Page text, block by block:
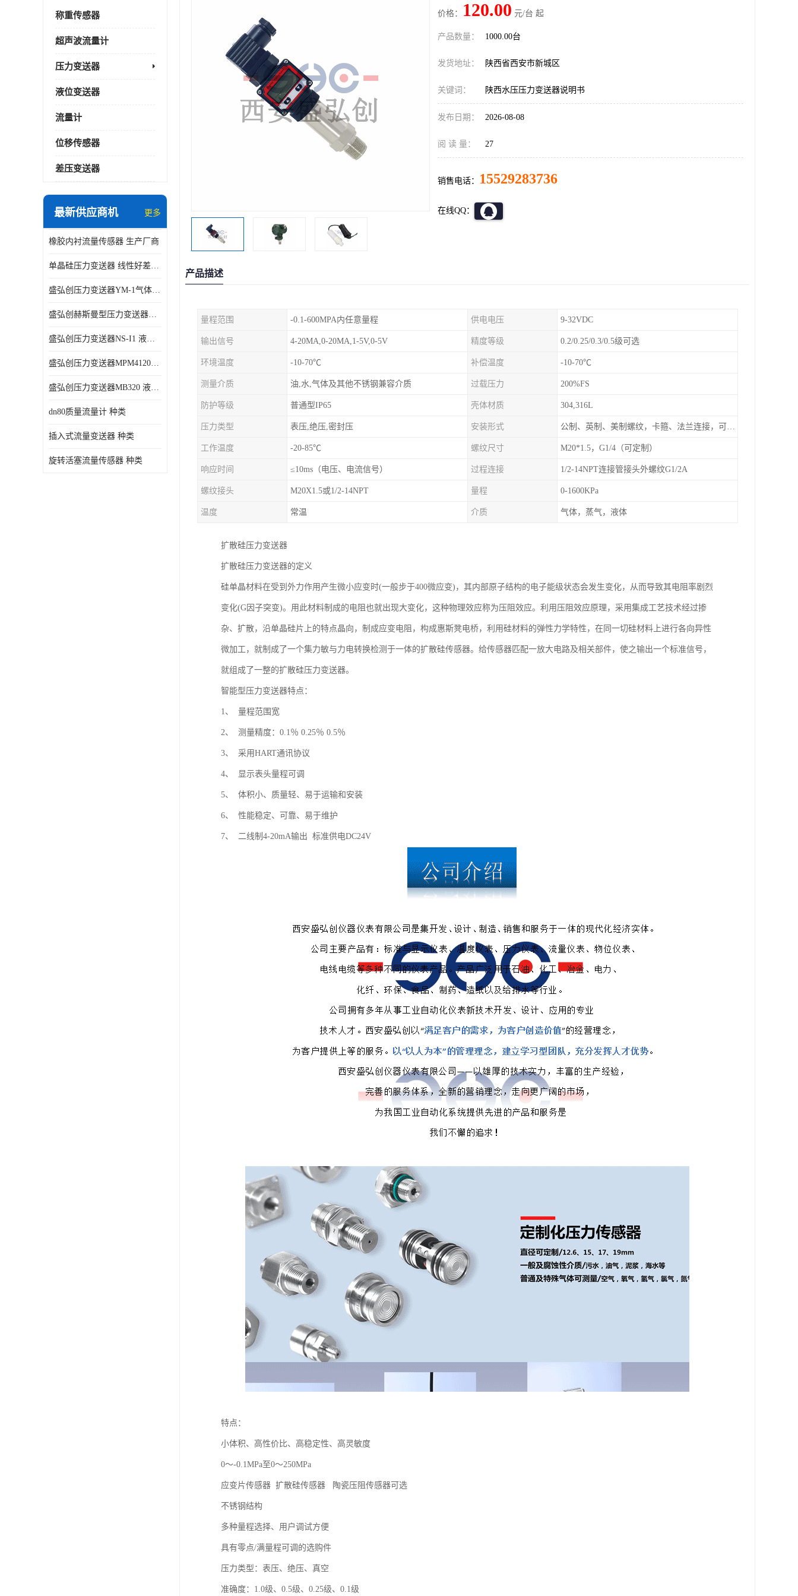
称重传感器
超声波流量计
压力变送器
液位变送器
流量计
位移传感器
差压变送器
最新供应商机 更多
橡胶内衬流量传感器 生产厂商
单晶硅压力变送器 线性好差压变送器
盛弘创压力变送器YM-1气体压力传感器负压计
盛弘创赫斯曼型压力变送器HG200 液体压力传感器负压计
盛弘创压力变送器NS-I1 液体压力传感器负压计
盛弘创压力变送器MPM4120C 液体压力传感器负压计
盛弘创压力变送器MB320 液体压力传感器负压计
dn80质量流量计 种类
插入式流量变送器 种类
旋转活塞流量传感器 种类
价格： 120.00 元/台 起
产品数量： 1000.00台
发货地址： 陕西省西安市新城区
关键词： 陕西水压压力变送器说明书
发布日期： 2026-08-08
阅 读 量： 27
销售电话： 15529283736
在线QQ：
产品描述
量程范围 -0.1-600MPA内任意量程 供电电压 9-32VDC
输出信号 4-20MA,0-20MA,1-5V,0-5V 精度等级 0.2/0.25/0.3/0.5级可选
环境温度 -10-70℃ 补偿温度 -10-70℃
测量介质 油,水,气体及其他不锈钢兼容介质 过载压力 200%FS
防护等级 普通型IP65 壳体材质 304,316L
压力类型 表压,绝压,密封压 安装形式 公制、英制、美制螺纹，卡箍、法兰连接，可定制
工作温度 -20-85℃ 螺纹尺寸 M20*1.5，G1/4（可定制）
响应时间 ≤10ms（电压、电流信号） 过程连接 1/2-14NPT连接管接头外螺纹G1/2A
螺纹接头 M20X1.5或1/2-14NPT 量程 0-1600KPa
温度 常温 介质 气体，蒸气，液体
扩散硅压力变送器
扩散硅压力变送器的定义
硅单晶材料在受到外力作用产生微小应变时(一般步于400微应变)，其内部原子结构的电子能级状态会发生变化，从而导致其电阻率剧烈
变化(G因子突变)。用此材料制成的电阻也就出现大变化，这种物理效应称为压阻效应。利用压阻效应原理，采用集成工艺技术经过掺
杂、扩散，沿单晶硅片上的特点晶向，制成应变电阻，构成惠斯凳电桥，利用硅材料的弹性力学特性，在同一切硅材料上进行各向异性
微加工，就制成了一个集力敏与力电转换检测于一体的扩散硅传感器。给传感器匹配一放大电路及相关部件，使之输出一个标准信号，
就组成了一整的扩散硅压力变送器。
智能型压力变送器特点：
1、 量程范围宽
2、 测量精度：0.1％ 0.25％ 0.5％
3、 采用HART通讯协议
4、 显示表头量程可调
5、 体积小、质量轻、易于运输和安装
6、 性能稳定、可靠、易于维护
7、 二线制4-20mA输出 标准供电DC24V
特点：
小体积、高性价比、高稳定性、高灵敏度
0～-0.1MPa至0～250MPa
应变片传感器 扩散硅传感器 陶瓷压阻传感器可选
不锈钢结构
多种量程选择、用户调试方便
具有零点/满量程可调的选购件
压力类型：表压、绝压、真空
准确度：1.0级、0.5级、0.25级、0.1级